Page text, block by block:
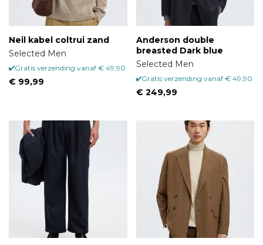
Neil kabel coltrui zand
Selected Men
Gratis verzending vanaf € 49,90
€ 99,99
Anderson double
breasted Dark blue
Selected Men
Gratis verzending vanaf € 49,90
€ 249,99